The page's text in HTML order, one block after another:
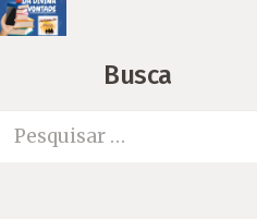
Busca
Pesquisar